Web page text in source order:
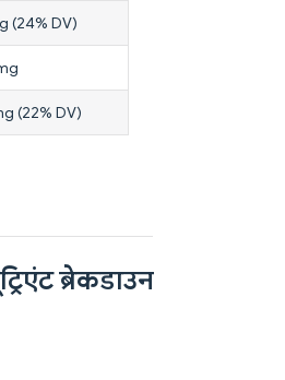
(24% DV)
(22% DV)
ब्रेकडाउन